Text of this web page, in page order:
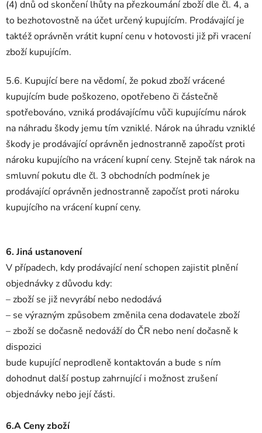
(4) dnů od skončení lhůty na přezkoumání zboží dle čl. 4, a
to bezhotovostně na účet určený kupujícím. Prodávající je
taktéž oprávněn vrátit kupní cenu v hotovosti již při vracení
zboží kupujícím.
5.6. Kupující bere na vědomí, že pokud zboží vrácené
kupujícím bude poškozeno, opotřebeno či částečně
spotřebováno, vzniká prodávajícímu vůči kupujícímu nárok
na náhradu škody jemu tím vzniklé. Nárok na úhradu vzniklé
škody je prodávající oprávněn jednostranně započíst proti
nároku kupujícího na vrácení kupní ceny. Stejně tak nárok na
smluvní pokutu dle čl. 3 obchodních podmínek je
prodávající oprávněn jednostranně započíst proti nároku
kupujícího na vrácení kupní ceny.
6. Jiná ustanovení
V případech, kdy prodávající není schopen zajistit plnění
objednávky z důvodu kdy:
– zboží se již nevyrábí nebo nedodává
– se výrazným způsobem změnila cena dodavatele zboží
– zboží se dočasně nedováží do ČR nebo není dočasně k
dispozici
bude kupující neprodleně kontaktován a bude s ním
dohodnut další postup zahrnující i možnost zrušení
objednávky nebo její části.
6.A Ceny zboží